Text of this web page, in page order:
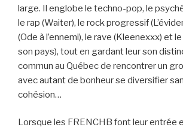
large. Il englobe le techno-pop, le
le rap (Waiter), le rock progressif
(Ode à l’ennemi), le rave (Kleenexxx) et
son pays), tout en gardant leur son
commun au Québec de rencontrer un
avec autant de bonheur se diversifier
cohésion…
Lorsque les FRENCHB font leur entrée